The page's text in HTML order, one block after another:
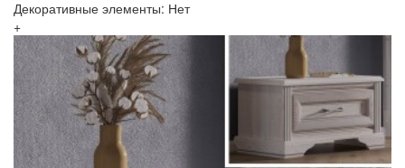
Декоративные элементы: Нет
+